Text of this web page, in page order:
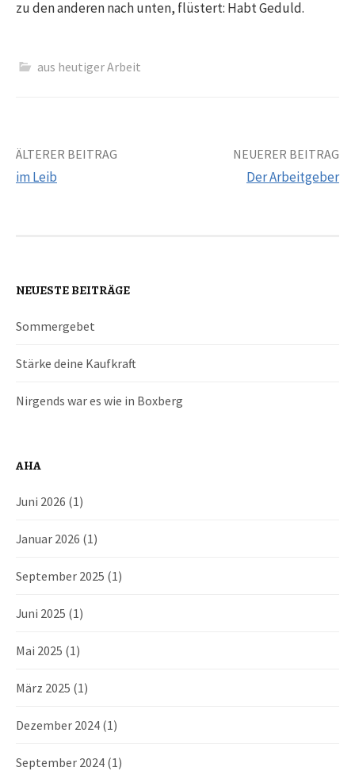
zu den anderen nach unten, flüstert: Habt Geduld.
aus heutiger Arbeit
i
t
r
a
s
-
N
a
v
i
g
a
t
ÄLTERER BEITRAG
im Leib
NEUERER BEITRAG
Der Arbeitgeber
NEUESTE BEITRÄGE
Sommergebet
Stärke deine Kaufkraft
Nirgends war es wie in Boxberg
AHA
Juni 2026 (1)
Januar 2026 (1)
September 2025 (1)
Juni 2025 (1)
Mai 2025 (1)
März 2025 (1)
Dezember 2024 (1)
September 2024 (1)